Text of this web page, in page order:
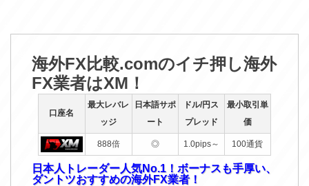
海外FX比較.comのイチ押し海外
FX業者はXM！
口座名
最大レバレ
ッジ
日本語サポ
ート
ドル/円ス
プレッド
最小取引単
価
888倍 ◎ 1.0pips～ 100通貨
日本人トレーダー人気No.1！ボーナスも手厚い、
ダントツおすすめの海外FX業者！